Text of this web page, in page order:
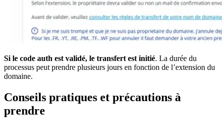
Si le code auth est validé, le transfert est initié. La durée du
processus peut prendre plusieurs jours en fonction de l’extension du
domaine.
Conseils pratiques et précautions à
prendre